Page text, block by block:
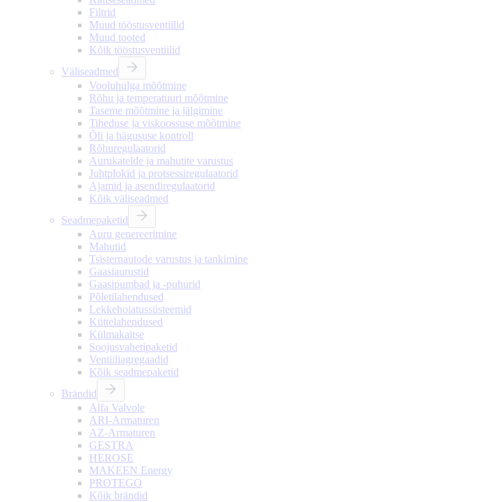
Filtrid
Muud tööstusventiilid
Muud tooted
Kõik tööstusventiilid
Väliseadmed
Vooluhulga mõõtmine
Rõhu ja temperatuuri mõõtmine
Taseme mõõtmine ja jälgimine
Tiheduse ja viskoossuse mõõtmine
Õli ja hägususe kontroll
Rõhuregulaatorid
Aurukatelde ja mahutite varustus
Juhtplokid ja protsessiregulaatorid
Ajamid ja asendiregulaatorid
Kõik väliseadmed
Seadmepaketid
Auru genereerimine
Mahutid
Tsisternautode varustus ja tankimine
Gaasiaurustid
Gaasipumbad ja -puhurid
Põletilahendused
Lekkehoiatussüsteemid
Küttelahendused
Külmakaitse
Soojusvahetipaketid
Ventiiliagregaadid
Kõik seadmepaketid
Brändid
Alfa Valvole
ARI-Armaturen
AZ-Armaturen
GESTRA
HEROSE
MAKEEN Energy
PROTEGO
Kõik brändid